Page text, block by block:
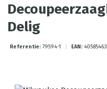
Delig
Referentie: 79594-1 EAN: